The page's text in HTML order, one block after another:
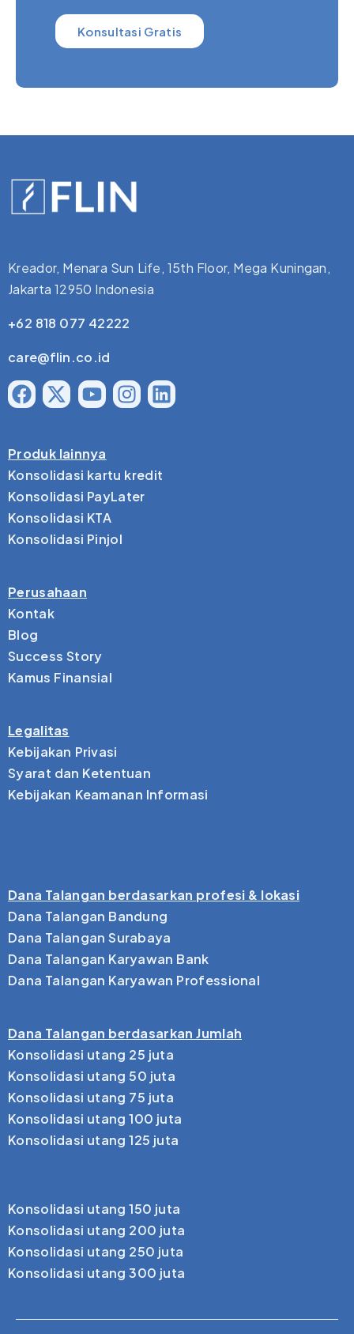
Konsultasi Gratis
Kreador, Menara Sun Life, 15th Floor, Mega Kuningan,
Jakarta 12950 Indonesia
+62 818 077 42222
care@flin.co.id
Produk lainnya
Konsolidasi kartu kredit
Konsolidasi PayLater
Konsolidasi KTA
Konsolidasi Pinjol
Perusahaan
Kontak
Blog
Success Story
Kamus Finansial
Legalitas
Kebijakan Privasi
Syarat dan Ketentuan
Kebijakan Keamanan Informasi
Dana Talangan berdasarkan profesi & lokasi
Dana Talangan Bandung
Dana Talangan Surabaya
Dana Talangan Karyawan Bank
Dana Talangan Karyawan Professional
Dana Talangan berdasarkan Jumlah
Konsolidasi utang 25 juta
Konsolidasi utang 50 juta
Konsolidasi utang 75 juta
Konsolidasi utang 100 juta
Konsolidasi utang 125 juta
Konsolidasi utang 150 juta
Konsolidasi utang 200 juta
Konsolidasi utang 250 juta
Konsolidasi utang 300 juta